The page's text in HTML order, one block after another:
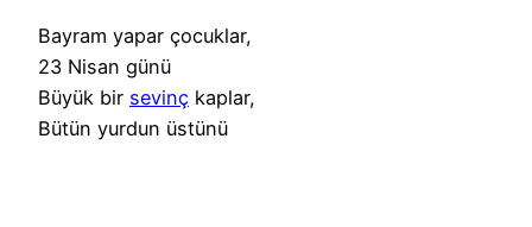
Bayram yapar çocuklar,
23 Nisan günü
Büyük bir sevinç kaplar,
Bütün yurdun üstünü